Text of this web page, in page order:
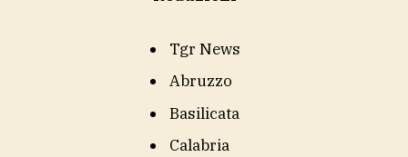
Tgr News
Abruzzo
Basilicata
Calabria